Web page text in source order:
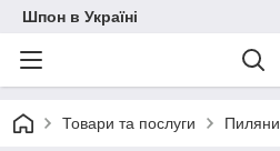
Шпон в Україні
Товари та послуги